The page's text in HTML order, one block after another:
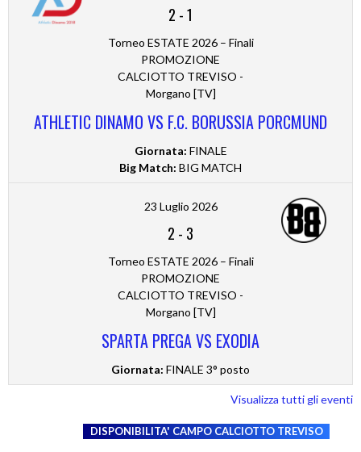
2 -1
Torneo ESTATE 2026 – Finali
PROMOZIONE
CALCIOTTO TREVISO -
Morgano [TV]
ATHLETIC DINAMO VS F.C. BORUSSIA PORCMUND
Giornata: FINALE
Big Match: BIG MATCH
23 Luglio 2026
2 - 3
Torneo ESTATE 2026 – Finali
PROMOZIONE
CALCIOTTO TREVISO -
Morgano [TV]
SPARTA PREGA VS EXODIA
Giornata: FINALE 3° posto
Visualizza tutti gli eventi
DISPONIBILITA' CAMPO CALCIOTTO TREVISO